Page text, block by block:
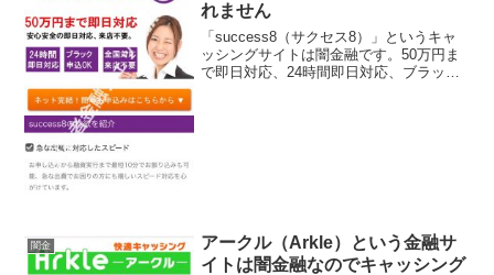
れません
「success8（サクセス8）」というキャ
ッシングサイトは闇金融です。50万円ま
で即日対応、24時間即日対応、ブラック
闇金
アークル（Arkle）という金融サ
イトは闇金融なのでキャッシング